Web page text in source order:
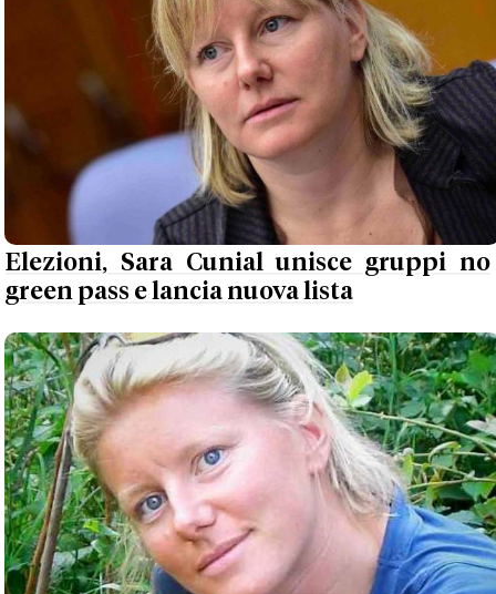
Elezioni, Sara Cunial unisce gruppi no
green pass e lancia nuova lista